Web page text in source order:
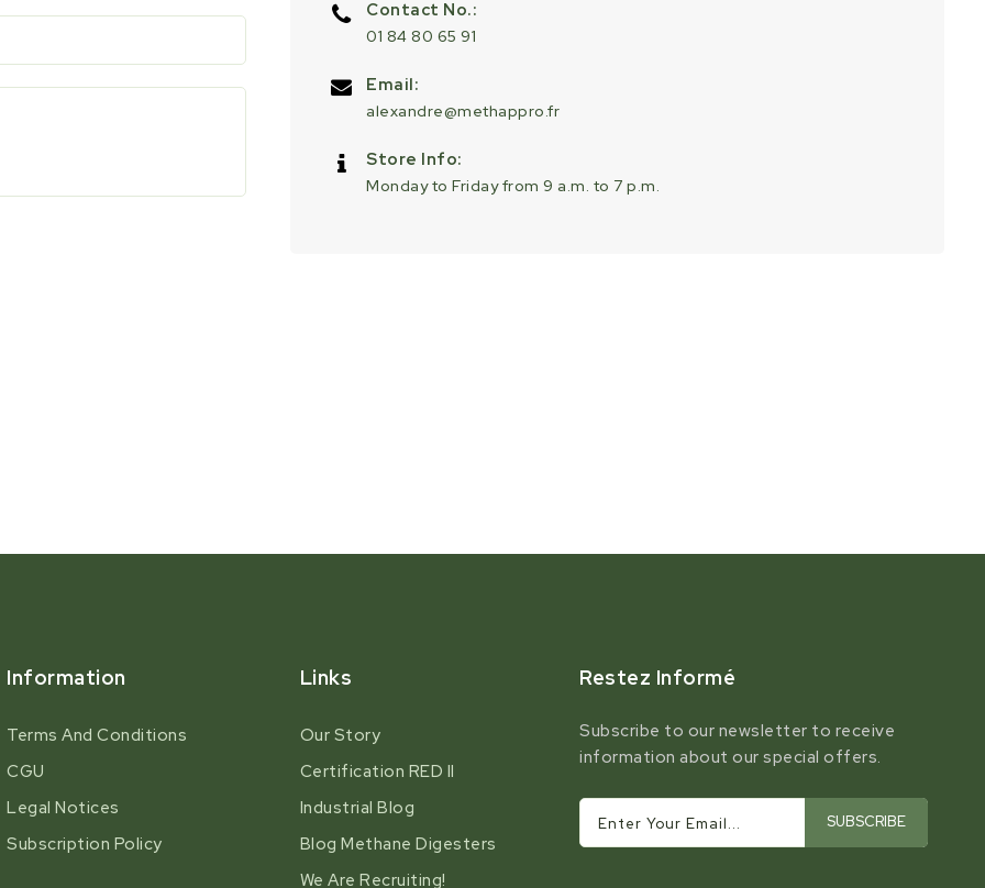
Contact No.:
01 84 80 65 91
Email:
alexandre@methappro.fr
Store Info:
Monday to Friday from 9 a.m. to 7 p.m.
Information
Terms And Conditions
CGU
Legal Notices
Subscription Policy
Links
Our Story
Certification RED II
Industrial Blog
Blog Methane Digesters
We Are Recruiting!
Restez Informé
Subscribe to our newsletter to receive
information about our special offers.
Enter Your Email... SUBSCRIBE